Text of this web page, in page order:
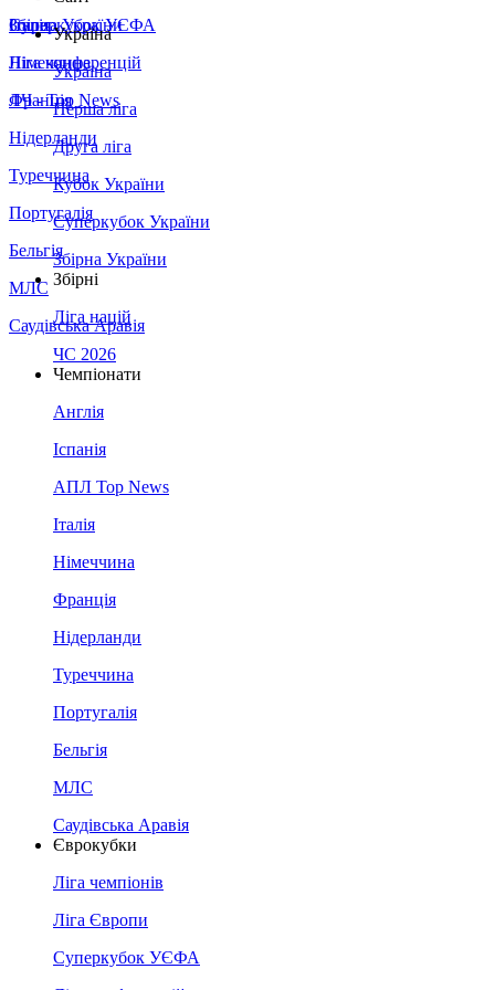
Збірна України
Італія
Німеччина
Франція
Нідерланди
Туреччина
Португалія
Бельгія
МЛС
Саудівська Аравія
Суперкубок УЄФА
Ліга конференцій
ЛЧ - Top News
Україна
Україна
Перша ліга
Друга ліга
Кубок України
Суперкубок України
Збірна України
Збірні
Ліга націй
ЧС 2026
Чемпіонати
Англія
Іспанія
АПЛ Top News
Італія
Німеччина
Франція
Нідерланди
Туреччина
Португалія
Бельгія
МЛС
Саудівська Аравія
Єврокубки
Ліга чемпіонів
Ліга Європи
Суперкубок УЄФА